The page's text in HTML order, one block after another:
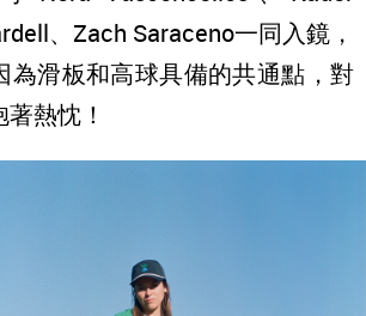
、Zach Saraceno一同入鏡，
為滑板和高球具備的共通點，對
熱忱！